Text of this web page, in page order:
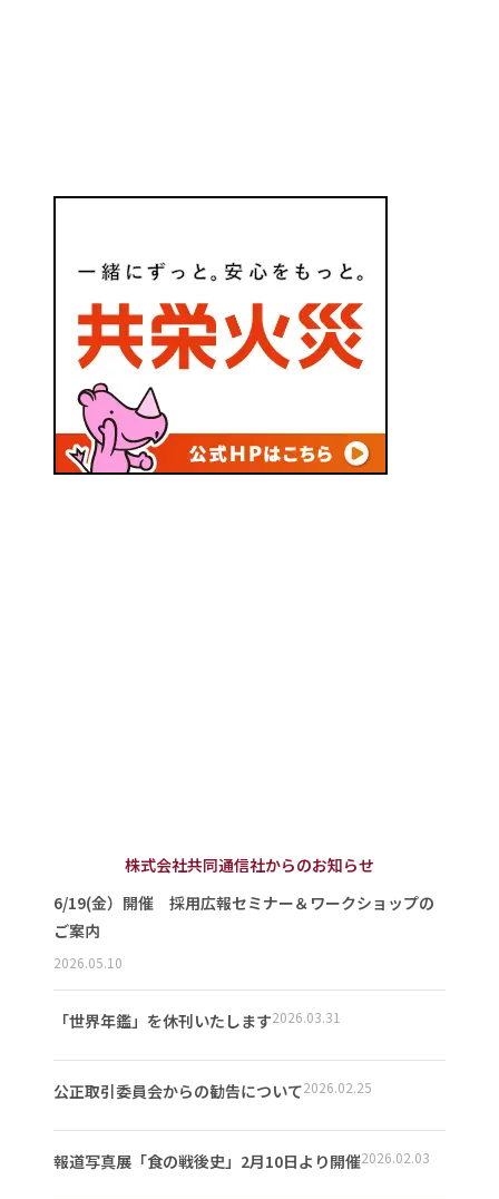
株式会社共同通信社からのお知らせ
6/19(金）開催 採用広報セミナー＆ワークショップの
ご案内
2026.05.10
「世界年鑑」を休刊いたします2026.03.31
公正取引委員会からの勧告について2026.02.25
報道写真展「食の戦後史」2月10日より開催2026.02.03